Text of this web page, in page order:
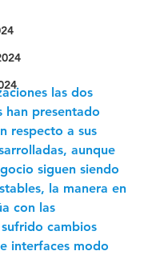
las dos
han presentado
respecto a sus
aunque
siguen siendo
la manera en
con las
cambios
interfaces modo